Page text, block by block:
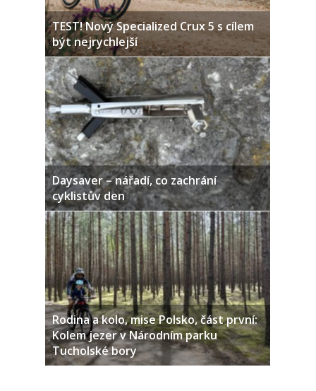
TEST! Nový Specialized Crux 5 s cílem
být nejrychlejší
Daysaver – nářadí, co zachrání
cyklistův den
Rodina a kolo, mise Polsko, část první:
Kolem jezer v Národním parku
Tucholské bory